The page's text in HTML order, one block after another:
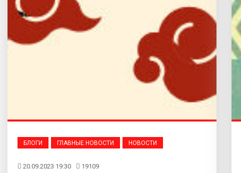
БЛОГИ ГЛАВНЫЕ НОВОСТИ НОВОСТИ
20.09.2023 19:30 19109